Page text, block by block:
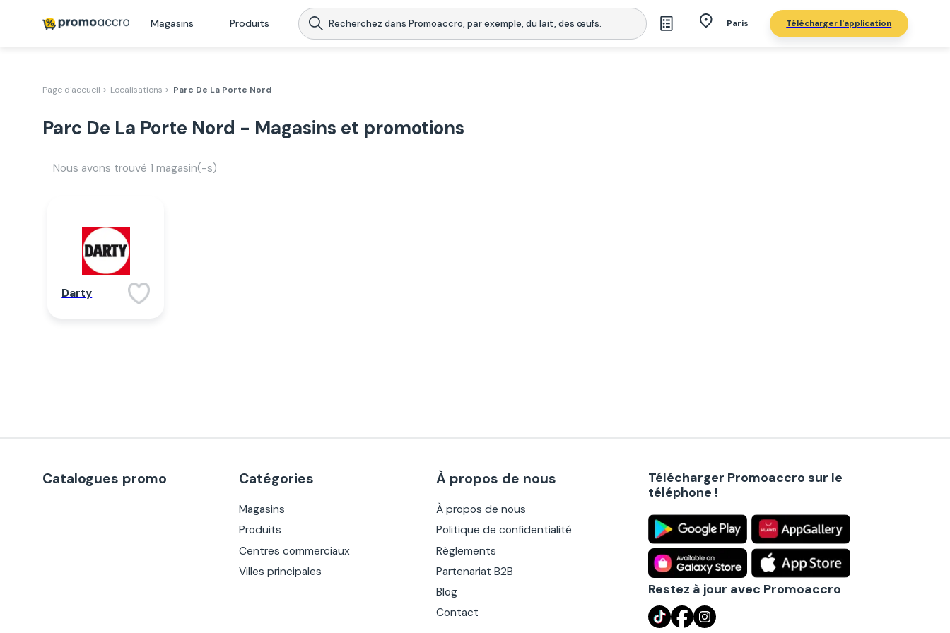
Magasins Produits Paris Télécharger l'application
Page d'accueil > Localisations > Parc De La Porte Nord
Parc De La Porte Nord - Magasins et promotions
Nous avons trouvé 1 magasin(-s)
Darty
Catalogues promo Catégories
Magasins
Produits
Centres commerciaux
Villes principales
À propos de nous
À propos de nous
Politique de confidentialité
Règlements
Partenariat B2B
Blog
Contact
Télécharger Promoaccro sur le
téléphone !
Restez à jour avec Promoaccro